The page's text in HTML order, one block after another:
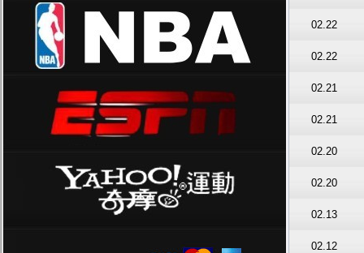
02.22
02.22
02.21
02.21
02.20
02.20
02.13
02.12